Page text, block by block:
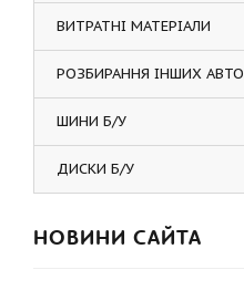
ВИТРАТНІ МАТЕРІАЛИ
РОЗБИРАННЯ ІНШИХ АВТО
ШИНИ Б/У
ДИСКИ Б/У
НОВИНИ САЙТА